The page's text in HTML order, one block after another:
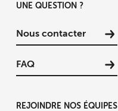
UNE QUESTION ?
Nous contacter
FAQ
REJOINDRE NOS ÉQUIPES